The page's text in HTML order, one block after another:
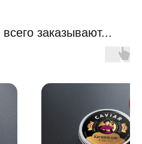
заказывают...